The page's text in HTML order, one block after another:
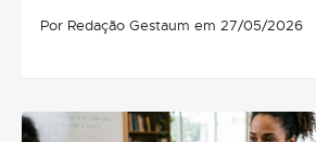
Por Redação Gestaum em 27/05/2026